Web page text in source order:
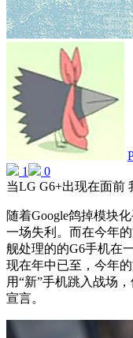
1
0
当LG G6+出现在面前
随着Google鸽掉模块
一场失利。而在今年
舰处理的的G6手机在
现在年中已至，今年
用“新”手机跳入战场
宣言。